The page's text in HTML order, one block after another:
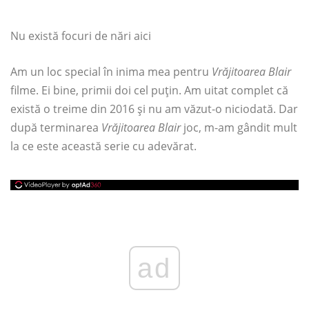
Nu există focuri de nări aici
Am un loc special în inima mea pentru Vrăjitoarea Blair
filme. Ei bine, primii doi cel puțin. Am uitat complet că
există o treime din 2016 și nu am văzut-o niciodată. Dar
după terminarea Vrăjitoarea Blairjoc, m-am gândit mult
la ce este această serie cu adevărat.
ad